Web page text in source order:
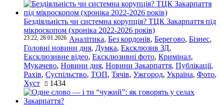
Бездіяльність чи системна корупція? ТЦК Закарпаття під
мікроскопом (хроніка 2022-2026 років)
23:22, 28.01.2026 Аналітика, Без кордонів, Берегово, Бізнес,
Головні новини дня, Думка, Ексклюзив ЗД,
Ексклюзивне відео, Ексклюзивні фото, Кримінал,
Мукачево, Новини дня, Новини Закарпаття, Публікації,
Рахів, Суспільство, ТОП, Тячів, Ужгород, Україна, Фото,
Хуст
1434